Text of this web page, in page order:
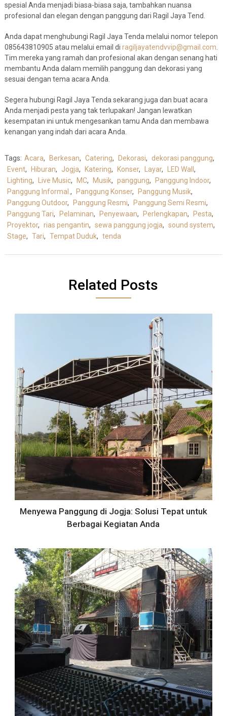
spesial Anda menjadi biasa-biasa saja, tambahkan nuansa
profesional dan elegan dengan panggung dari Ragil Jaya Tend.
Anda dapat menghubungi Ragil Jaya Tenda melalui nomor telepon
085643810905 atau melalui email di ragiljayatendvvip@gmail.com
Tim mereka yang ramah dan profesional akan dengan senang hati
membantu Anda dalam memilih panggung dan dekorasi yang
sesuai dengan tema acara Anda.
Segera hubungi Ragil Jaya Tenda sekarang juga dan buat acara
Anda menjadi pesta yang tak terlupakan! Jangan lewatkan
kesempatan ini untuk mengesankan tamu Anda dan membawa
kenangan yang indah dari acara Anda.
Tags: Acara, Berkesan, Catering, Dekorasi, dekorasi panggung,
Event, Hiburan, Jogja, Katering, Konser, Layar, LED Wall ,
Lighting, Live Music, MC, Musik, panggung, Panggung Indoor,
Panggung Informal. , Panggung Konser, Panggung Musik,
Panggung Outdoor, Panggung Resmi, Panggung Semi Resmi,
Panggung Tari, Pelaminan, Penyewaan, Perlengkapan, Pesta,
Proyektor, rias pengantin, sewa panggung jogja, sound system,
Stage, Tari, Tempat Duduk, tenda
Related Posts
Menyewa Panggung di Jogja: Solusi Tepat untuk
Berbagai Kegiatan Anda